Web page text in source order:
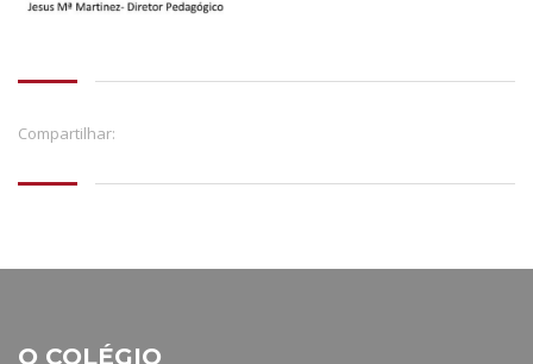
Compartilhar:
O COLÉGIO